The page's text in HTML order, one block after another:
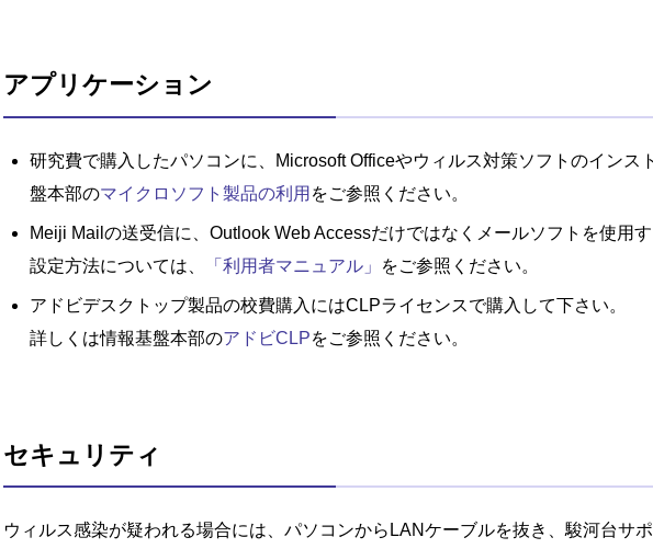
アプリケーション
研究費で購入したパソコンに、Microsoft Officeやウィルス対策ソフトのインス
盤本部のマイクロソフト製品の利用 をご参照ください。
Meiji Mailの送受信に、Outlook Web Accessだけではなくメールソフトを使用す
設定方法については、
「利用者マニュアル」 をご参照ください。
アドビデスクトップ製品の校費購入にはCLPライセンスで購入して下さい。
詳しくは情報基盤本部のアドビCLPをご参照ください。
セキュリティ
ウィルス感染が疑われる場合には、パソコンからLANケーブルを抜き、駿河台サ